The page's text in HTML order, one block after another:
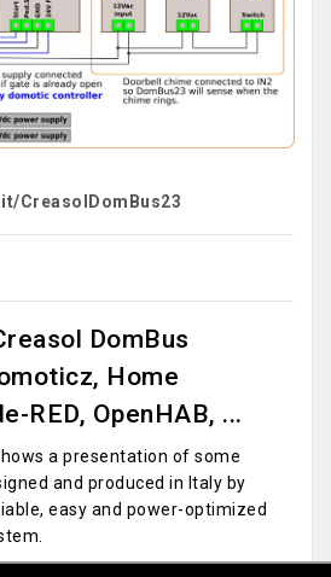
CreasolDomBus23
DomBus
Home
RED, OpenHAB, ...
a presentation of some
and produced in Italy by
easy and power-optimized